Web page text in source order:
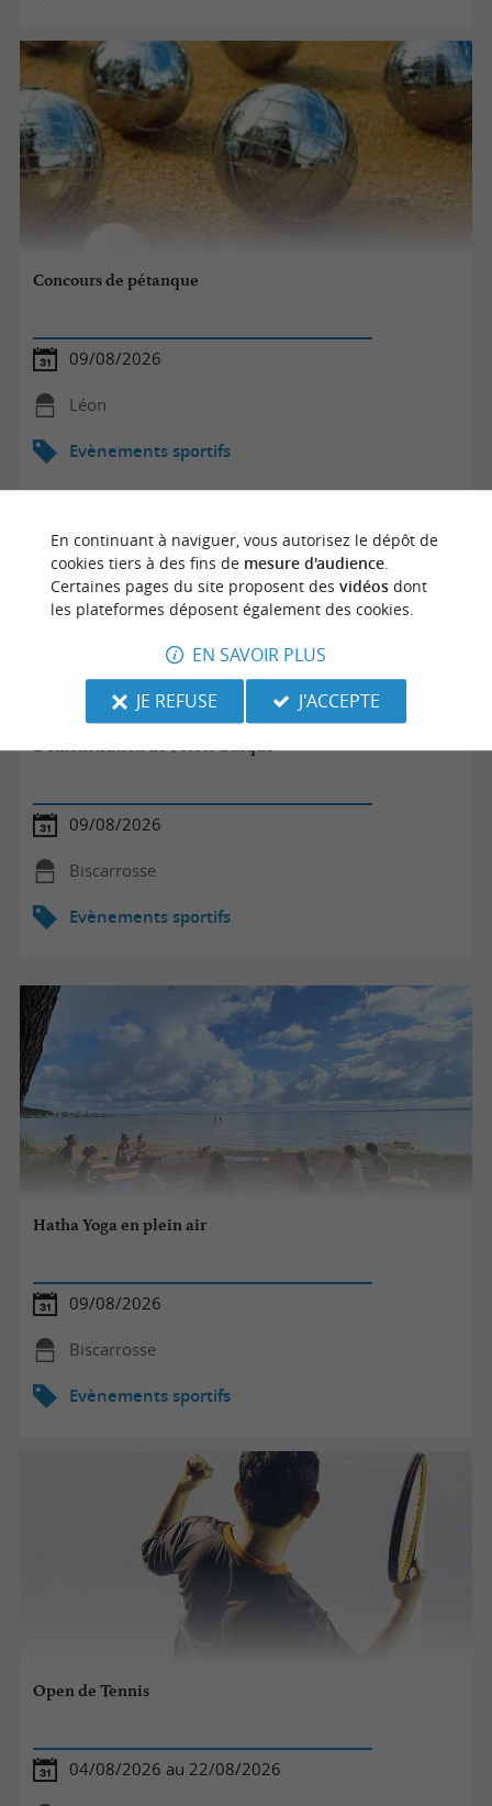
Concours de pétanque
09/08/2026
Léon
Evènements sportifs
Démonstration de Pelote Basque
09/08/2026
Biscarrosse
Evènements sportifs
Hatha Yoga en plein air
09/08/2026
Biscarrosse
Evènements sportifs
Open de Tennis
04/08/2026 au 22/08/2026
En continuant à naviguer, vous autorisez le dépôt de
cookies tiers à des fins de mesure d'audience.
Certaines pages du site proposent des vidéosdont
les plateformes déposent également des cookies.
EN SAVOIR PLUS
JE REFUSE
J'ACCEPTE